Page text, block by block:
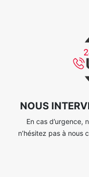
NOUS
En cas d’urgence,
n’hésitez pas à nous